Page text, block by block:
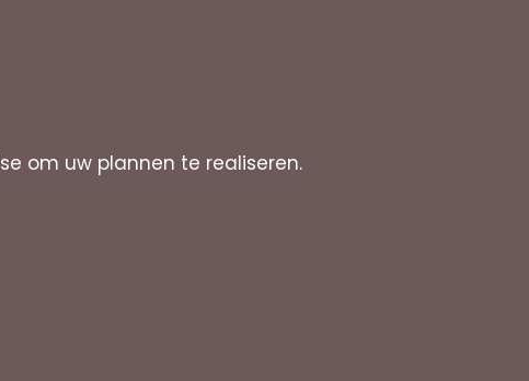
om uw plannen te realiseren.